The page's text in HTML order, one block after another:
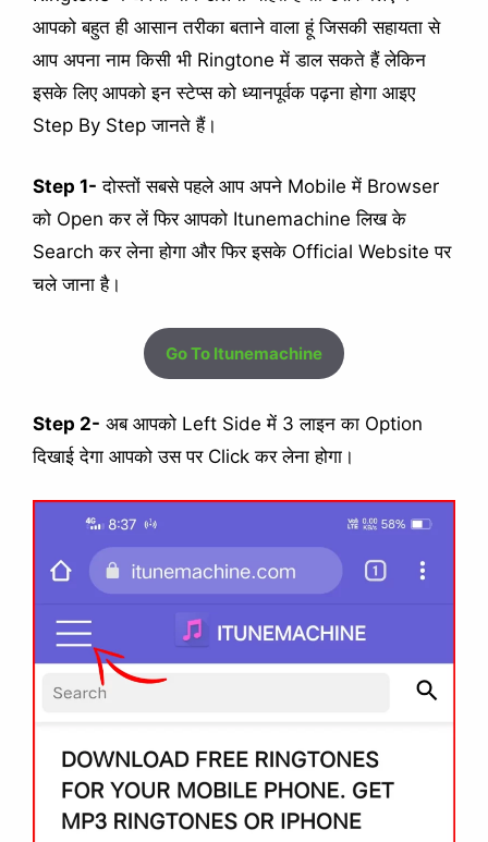
आपको बहुत ही आसान तरीका बताने वाला हूं जिसकी सहायता से
आप अपना नाम किसी भी Ringtone में डाल सकते हैं लेकिन
इसके लिए आपको इन स्टेप्स को ध्यानपूर्वक पढ़ना होगा आइए
Step By Step जानते हैं।
Step 1- दोस्तों सबसे पहले आप अपने Mobile में Browser
को Open कर लें फिर आपको Itunemachine लिख के
Search कर लेना होगा और फिर इसके Official Website पर
चले जाना है।
Go To Itunemachine
Step 2- अब आपको Left Side में 3 लाइन का Option
दिखाई देगा आपको उस पर Click कर लेना होगा।